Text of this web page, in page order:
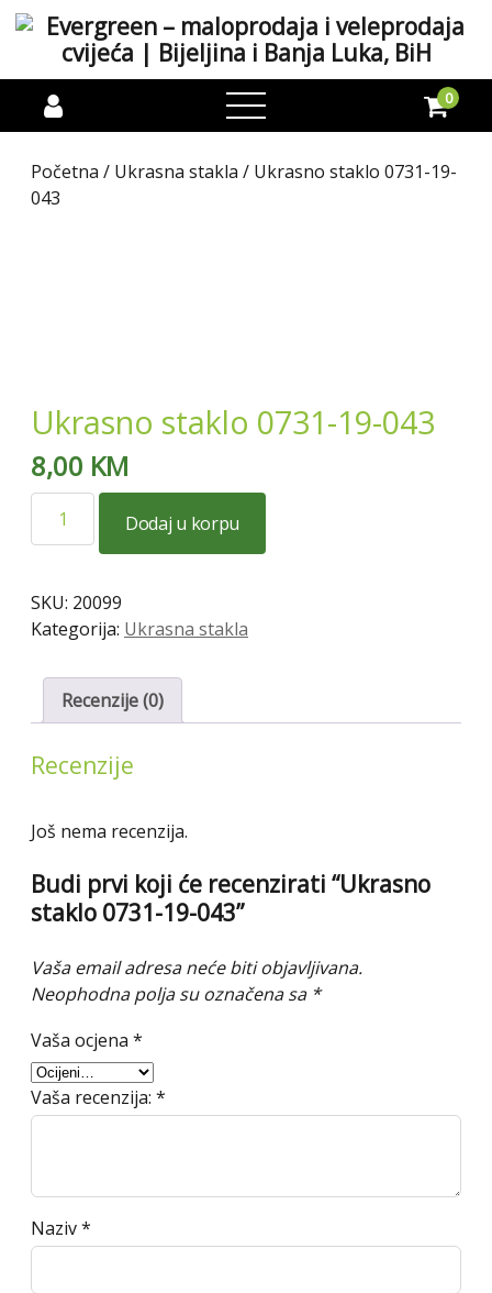
open
menu
0
Početna / Ukrasna stakla / Ukrasno staklo 0731-19-
043
Ukrasno staklo 0731-19-043
8,00 KM
staklo
043
količina
Dodaj u korpu
SKU: 20099
Kategorija: Ukrasna stakla
Recenzije (0)
Recenzije
Još nema recenzija.
Budi prvi koji će recenzirati “Ukrasno
staklo 0731-19-043”
Vaša email adresa neće biti objavljivana.
Neophodna polja su označena sa *
Vaša ocjena *
Vaša recenzija: *
Naziv*